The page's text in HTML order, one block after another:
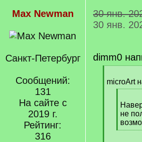
Max Newman
Санкт-Петербург
Сообщений:
131
На сайте с
2019 г.
Рейтинг:
316
30 янв.
30 янв.
dimm0
q
microArt
q
]не
[